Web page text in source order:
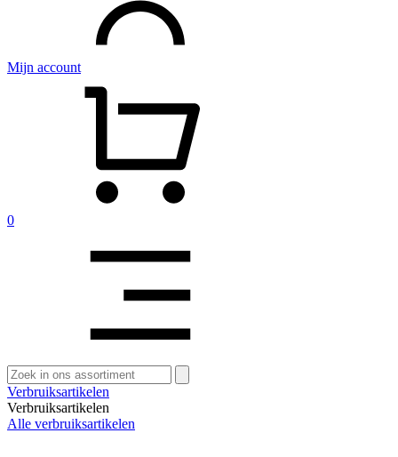
Mijn account
0
Zoeken
naar:
Verbruiksartikelen
Verbruiksartikelen
Alle verbruiksartikelen